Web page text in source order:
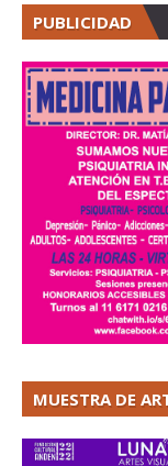
PUBLICIDAD
MUESTRA DE